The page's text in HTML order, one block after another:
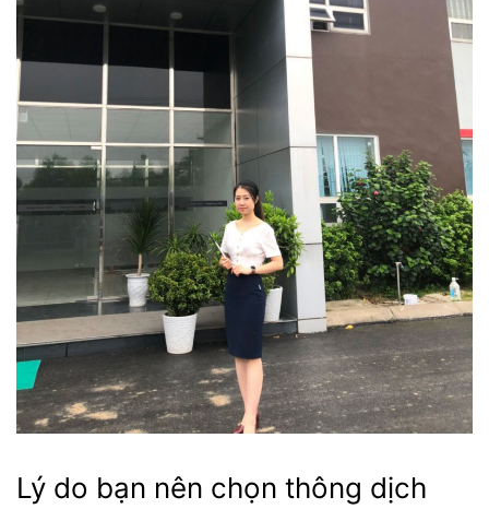
Lý do bạn nên chọn thông dịch